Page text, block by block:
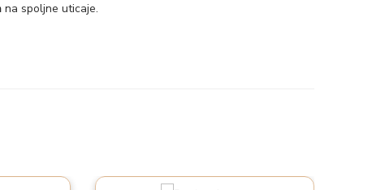
na spoljne uticaje.